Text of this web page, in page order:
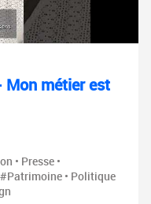
Mon métier est
• Presse •
• Politique